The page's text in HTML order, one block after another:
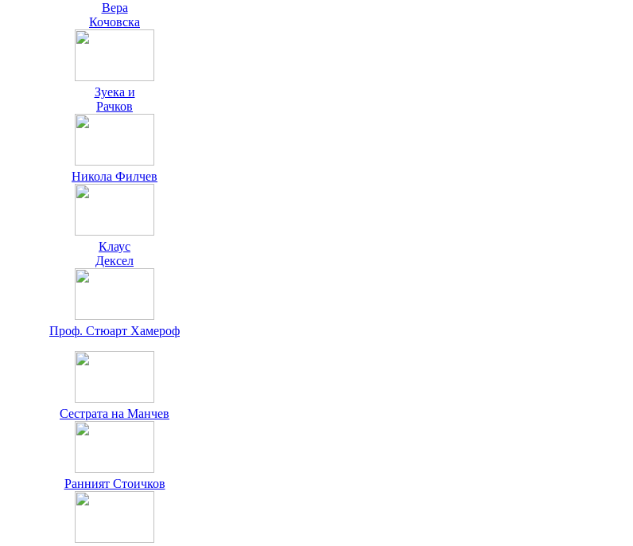
Вера
Кочовска
Зуека и
Рачков
Никола Филчев
Клаус
Дексел
Проф. Стюарт Хамероф
Сестрата на Манчев
Ранният Стоичков